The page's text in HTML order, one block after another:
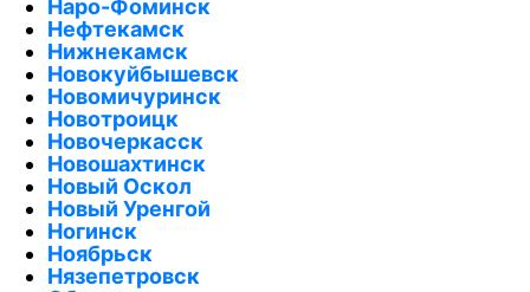
Наро-Фоминск
Нефтекамск
Нижнекамск
Новокуйбышевск
Новомичуринск
Новотроицк
Новочеркасск
Новошахтинск
Новый Оскол
Новый Уренгой
Ногинск
Ноябрьск
Нязепетровск